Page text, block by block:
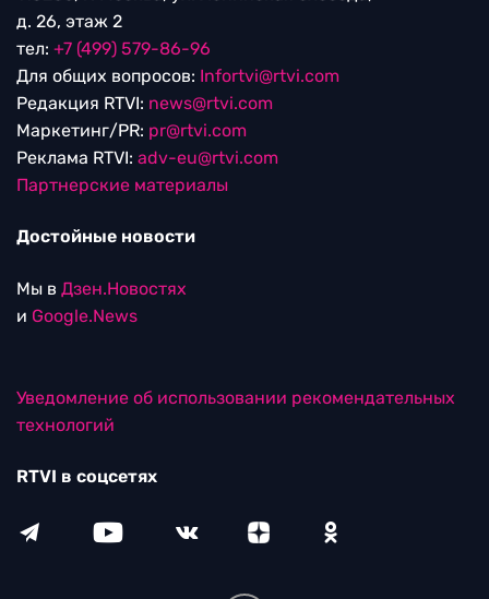
д. 26, этаж 2
тел: +7 (499) 579-86-96
Для общих вопросов: Infortvi@rtvi.com
Редакция RTVI: news@rtvi.com
Маркетинг/PR: pr@rtvi.com
Реклама RTVI: adv-eu@rtvi.com
Партнерские материалы
Достойные новости
Мы в Дзен.Новостях
и Google.News
Уведомление об использовании рекомендательных
технологий
RTVI в соцсетях